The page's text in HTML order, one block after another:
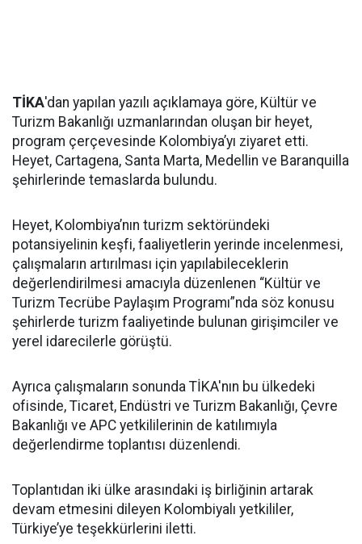
TİKA'dan yapılan yazılı açıklamaya göre, Kültür ve
Turizm Bakanlığı uzmanlarından oluşan bir heyet,
program çerçevesinde Kolombiya’yı ziyaret etti.
Heyet, Cartagena, Santa Marta, Medellin ve Baranquilla
şehirlerinde temaslarda bulundu.
Heyet, Kolombiya’nın turizm sektöründeki
potansiyelinin keşfi, faaliyetlerin yerinde incelenmesi,
çalışmaların artırılması için yapılabileceklerin
değerlendirilmesi amacıyla düzenlenen “Kültür ve
Turizm Tecrübe Paylaşım Programı”nda söz konusu
şehirlerde turizm faaliyetinde bulunan girişimciler ve
yerel idarecilerle görüştü.
Ayrıca çalışmaların sonunda TİKA'nın bu ülkedeki
ofisinde, Ticaret, Endüstri ve Turizm Bakanlığı, Çevre
Bakanlığı ve APC yetkililerinin de katılımıyla
değerlendirme toplantısı düzenlendi.
Toplantıdan iki ülke arasındaki iş birliğinin artarak
devam etmesini dileyen Kolombiyalı yetkililer,
Türkiye’ye teşekkürlerini iletti.